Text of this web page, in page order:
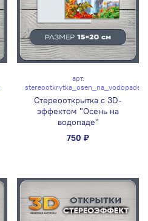
арт.
stereootkrytka_osen_na_vodopade
Стереооткрытка с 3D-
эффектом "Осень на
водопаде"
750 ₽